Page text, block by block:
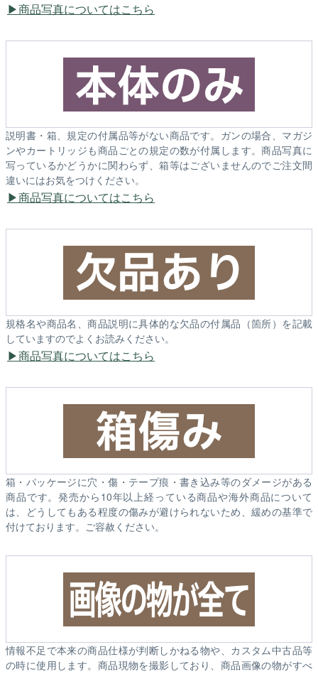
商品写真についてはこちら
説明書・箱、規定の付属品等がない商品です。ガンの場合、マガジ
ンやカートリッジも商品ごとの規定の数が付属します。商品写真に
写っているかどうかに関わらず、箱等はございませんのでご注文間
違いにはお気をつけください。
商品写真についてはこちら
規格名や商品名、商品説明に具体的な欠品の付属品（箇所）を記載
していますのでよくお読みください。
商品写真についてはこちら
箱・パッケージに穴・傷・テープ痕・書き込み等のダメージがある
商品です。発売から10年以上経っている商品や海外商品について
は、どうしてもある程度の傷みが避けられないため、緩めの基準で
付けております。ご容赦ください。
情報不足で本来の商品仕様が判断しかねる物や、カスタム中古品等
の時に使用します。商品現物を撮影しており、商品画像の物がすべ